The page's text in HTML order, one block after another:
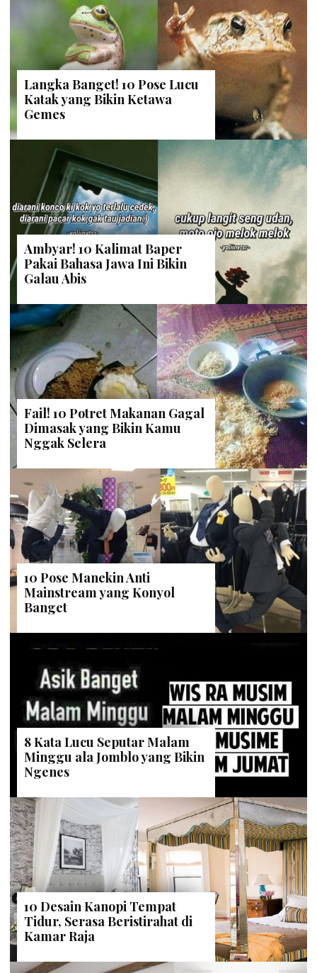
Langka Banget! 10 Pose Lucu
Katak yang Bikin Ketawa
Gemes
Ambyar! 10 Kalimat Baper
Pakai Bahasa Jawa Ini Bikin
Galau Abis
Fail! 10 Potret Makanan Gagal
Dimasak yang Bikin Kamu
Nggak Selera
10 Pose Manekin Anti
Mainstream yang Konyol
Banget
8 Kata Lucu Seputar Malam
Minggu ala Jomblo yang Bikin
Ngenes
10 Desain Kanopi Tempat
Tidur, Serasa Beristirahat di
Kamar Raja